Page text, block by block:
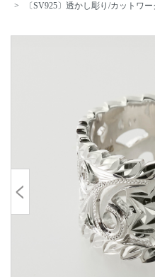
〔SV925〕透かし彫り/カットワ